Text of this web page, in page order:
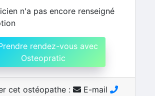
n'a pas encore renseigné
rendez-vous avec
Osteopratic
cet ostéopathe :
E-mail